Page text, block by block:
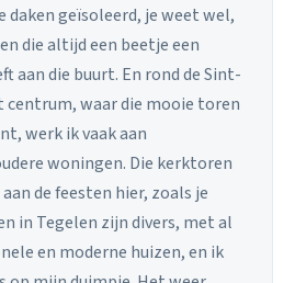
daken geïsoleerd, je weet wel,
die altijd een beetje een
aan die buurt. En rond de Sint-
centrum, waar die mooie toren
werk ik vaak aan
woningen. Die kerktoren
de feesten hier, zoals je
in Tegelen zijn divers, met al
en moderne huizen, en ik